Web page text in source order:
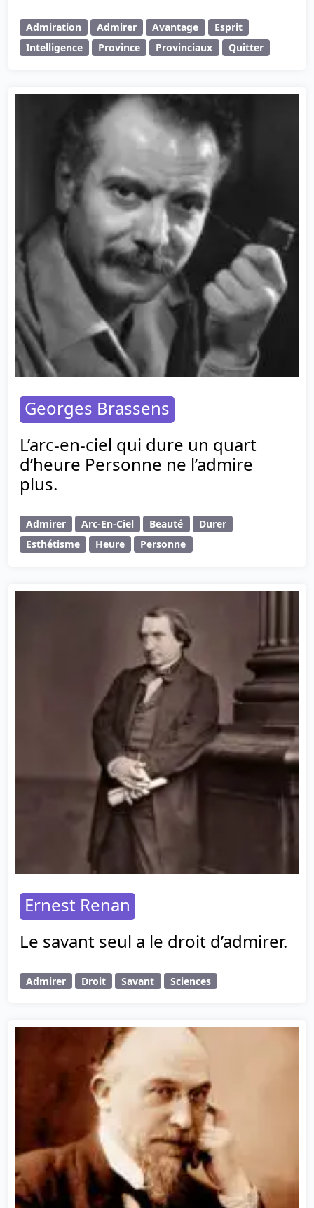
Admiration Admirer Avantage
Esprit
Intelligence
Province Provinciaux Quitter
Georges Brassens
L’arc-en-ciel qui dure un quart
d’heure Personne ne l’admire
plus.
Admirer Arc-En-Ciel Beauté
Durer
Esthétisme
Heure Personne
Ernest Renan
Le savant seul a le droit d’admirer.
Admirer Droit Savant Sciences